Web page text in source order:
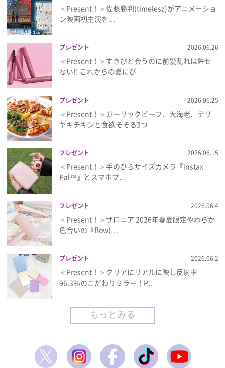
＜Present！＞佐藤勝利(timelesz)がアニメーショ
ン映画初主演を…
プレゼント 2026.06.26
＜Present！＞すきぴと会うのに前髪乱れは許せ
ない!! これからの夏にぴ…
プレゼント 2026.06.25
＜Present！＞ガーリックビーフ、大海老、テリ
ヤキチキンと食欲そそる3つ…
プレゼント 2026.06.15
＜Present！＞手のひらサイズカメラ『instax
Pal™』とスマホプ…
プレゼント 2026.06.4
＜Present！＞サロニア 2026年春夏限定やわらか
色合いの『flow(…
プレゼント 2026.06.2
＜Present！＞クリアにリアルに映し反射率
96.3％のこだわりミラー！P…
もっとみる